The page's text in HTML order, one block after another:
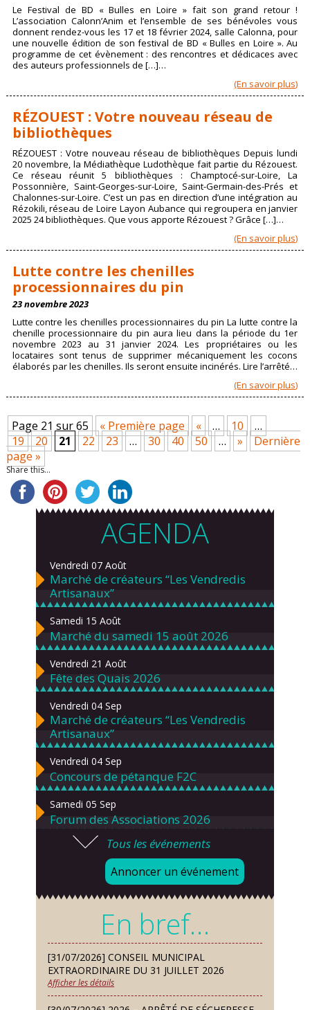
Le Festival de BD « Bulles en Loire » fait son grand retour !
L’association Calonn’Anim et l’ensemble de ses bénévoles vous
donnent rendez-vous les 17 et 18 février 2024, salle Calonna, pour
une nouvelle édition de son festival de BD « Bulles en Loire ». Au
programme de cet évènement : des rencontres et dédicaces avec
des auteurs professionnels de […]…
(En savoir plus)
RÉZOUEST : Votre nouveau réseau de
bibliothèques
RÉZOUEST : Votre nouveau réseau de bibliothèques Depuis lundi
20 novembre, la Médiathèque Ludothèque fait partie du Rézouest.
Ce réseau réunit 5 bibliothèques : Champtocé-sur-Loire, La
Possonnière, Saint-Georges-sur-Loire, Saint-Germain-des-Prés et
Chalonnes-sur-Loire. C’est un pas en direction d’une intégration au
Rézokili, réseau de Loire Layon Aubance qui regroupera en janvier
2025 24 bibliothèques. Que vous apporte Rézouest ? Grâce […]…
(En savoir plus)
Lutte contre les chenilles
processionnaires du pin
23 novembre 2023
Lutte contre les chenilles processionnaires du pin La lutte contre la
chenille processionnaire du pin aura lieu dans la période du 1er
novembre 2023 au 31 janvier 2024. Les propriétaires ou les
locataires sont tenus de supprimer mécaniquement les cocons
élaborés par les chenilles. Ils seront ensuite incinérés. Lire l’arrêté…
(En savoir plus)
Page 21 sur 65 « Première page « … 10
…
19
20 21 22 23 … 30 40 50 … »
Dernière
page »
Share this...
AGENDA
Vendredi 07 Août
Marché de créateurs “Les Vendredis
Artisanaux”
Samedi 15 Août
Marché du samedi 15 août 2026
Vendredi 21 Août
Fête des Quais 2026
Vendredi 04 Sep
Marché de créateurs “Les Vendredis
Artisanaux”
Vendredi 04 Sep
Concours de pétanque F2C
Samedi 05 Sep
Forum des Associations 2026
Lundi 07 Sep
Danses solo et en couple – cours
d’essai gratuit
Mardi 08 Sep
Chorale À travers chants
Samedi 12 Sep
Défi de pêche aux leurres (concept
lure house)
Dimanche 13 Sep
Tous les événements
Annoncer un événement
En bref…
[31/07/2026] CONSEIL MUNICIPAL
EXTRAORDINAIRE DU 31 JUILLET 2026
Afficher les détails